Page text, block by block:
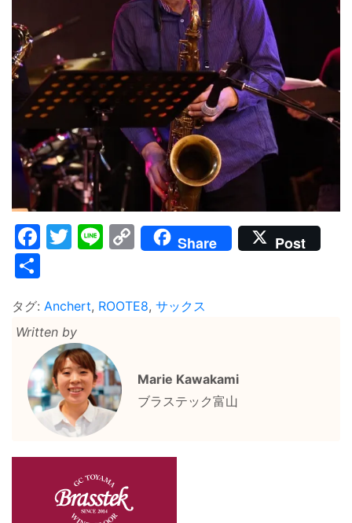
Facebook
Twitter
LineCopy
Link
Share Post
タグ: Anchert, ROOTE8, サックス
Written by
Marie Kawakami
ブラステック富山